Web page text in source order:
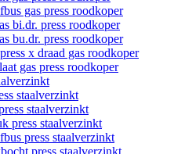
gas press roodkoper
bi.dr. press roodkoper
bu.dr. press roodkoper
x draad gas roodkoper
gas press roodkoper
staalverzinkt
staalverzinkt
press staalverzinkt
press staalverzinkt
press staalverzinkt